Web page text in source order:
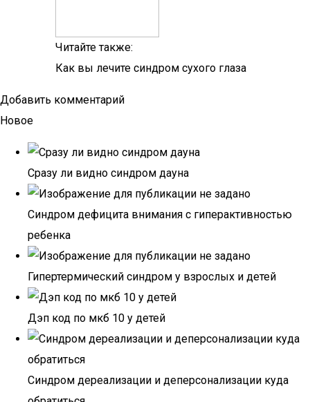
Читайте также:
Как вы лечите синдром сухого глаза
Добавить комментарий
Новое
Сразу ли видно синдром дауна
Синдром дефицита внимания с гиперактивностью
ребенка
Гипертермический синдром у взрослых и детей
Дэп код по мкб 10 у детей
Синдром дереализации и деперсонализации куда